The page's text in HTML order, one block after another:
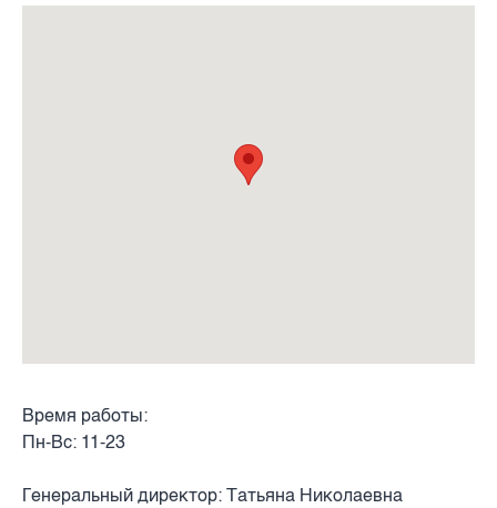
Время работы:
Пн-Вс: 11-23
Генеральный директор: Татьяна Николаевна